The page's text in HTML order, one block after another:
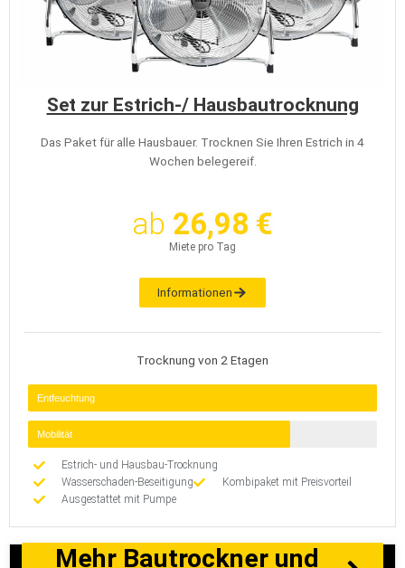
Set zur Estrich-/ Hausbautrocknung
Das Paket für alle Hausbauer. Trocknen Sie Ihren Estrich in 4
Wochen belegereif.
ab 26,98 €
Miete pro Tag
Informationen
Trocknung von 2 Etagen
Entfeuchtung
Mobilität
Estrich- und Hausbau-Trocknung
Wasserschaden-Beseitigung
Kombipaket mit Preisvorteil
Ausgestattet mit Pumpe
Mehr Bautrockner und